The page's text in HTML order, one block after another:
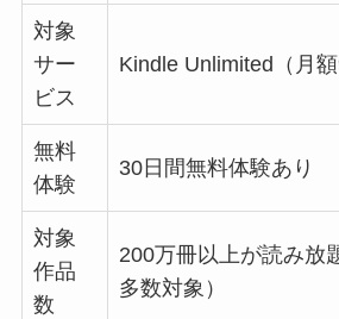
対象
サー
ビス
Kindle Unlimited（月額
無料
体験
30日間無料体験あり
対象
作品
数
200万冊以上が読み放
多数対象）